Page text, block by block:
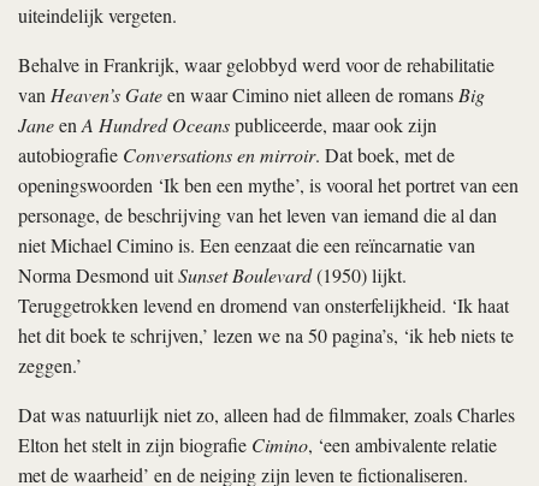
uiteindelijk vergeten.
Behalve in Frankrijk, waar gelobbyd werd voor de rehabilitatie
van Heaven’s Gateen waar Cimino niet alleen de romans Big
Janeen A Hundred Oceanspubliceerde, maar ook zijn
autobiografie Conversations en mirroir. Dat boek, met de
openingswoorden ‘Ik ben een mythe’, is vooral het portret van een
personage, de beschrijving van het leven van iemand die al dan
niet Michael Cimino is. Een eenzaat die een reïncarnatie van
Norma Desmond uitSunset Boulevard(1950) lijkt.
Teruggetrokken levend en dromend van onsterfelijkheid. ‘Ik haat
het dit boek te schrijven,’ lezen we na 50 pagina’s, ‘ik heb niets te
zeggen.’
Dat was natuurlijk niet zo, alleen had de filmmaker, zoals Charles
Elton het stelt in zijn biografie Cimino, ‘een ambivalente relatie
met de waarheid’ en de neiging zijn leven te fictionaliseren.